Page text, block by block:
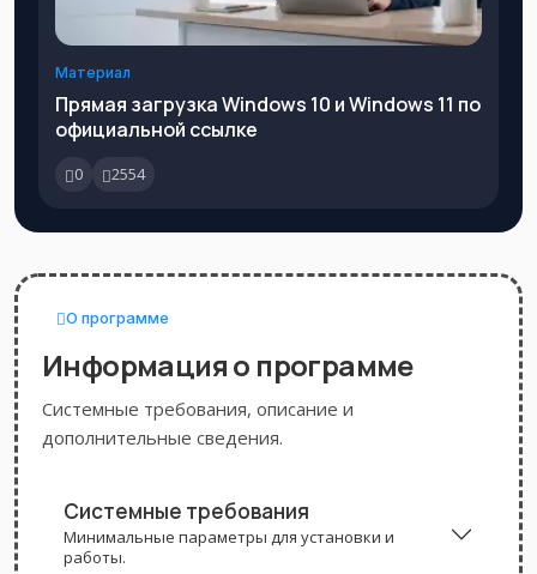
Материал
Прямая загрузка Windows 10 и Windows 11 по
официальной ссылке
0 2554
О программе
Информация о программе
Системные требования, описание и
дополнительные сведения.
Системные требования
Минимальные параметры для установки и
работы.